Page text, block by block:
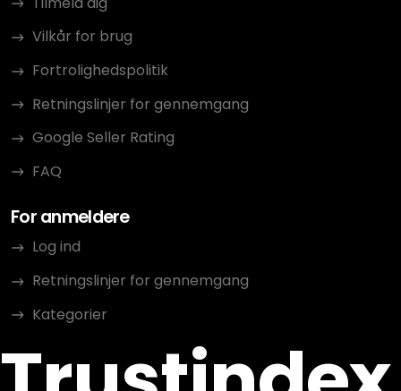
Vilkår for brug
Fortrolighedspolitik
Retningslinjer for gennemgang
Google Seller Rating
FAQ
For anmeldere
Log ind
Retningslinjer for gennemgang
Kategorier